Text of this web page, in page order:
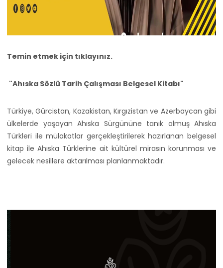
Temin etmek için tıklayınız.
"Ahıska Sözlü Tarih Çalışması Belgesel Kitabı"
Türkiye, Gürcistan, Kazakistan, Kırgızistan ve Azerbaycan gibi
ülkelerde yaşayan Ahıska Sürgününe tanık olmuş Ahıska
Türkleri ile mülakatlar gerçekleştirilerek hazırlanan belgesel
kitap ile Ahıska Türklerine ait kültürel mirasın korunması ve
gelecek nesillere aktarılması planlanmaktadır.